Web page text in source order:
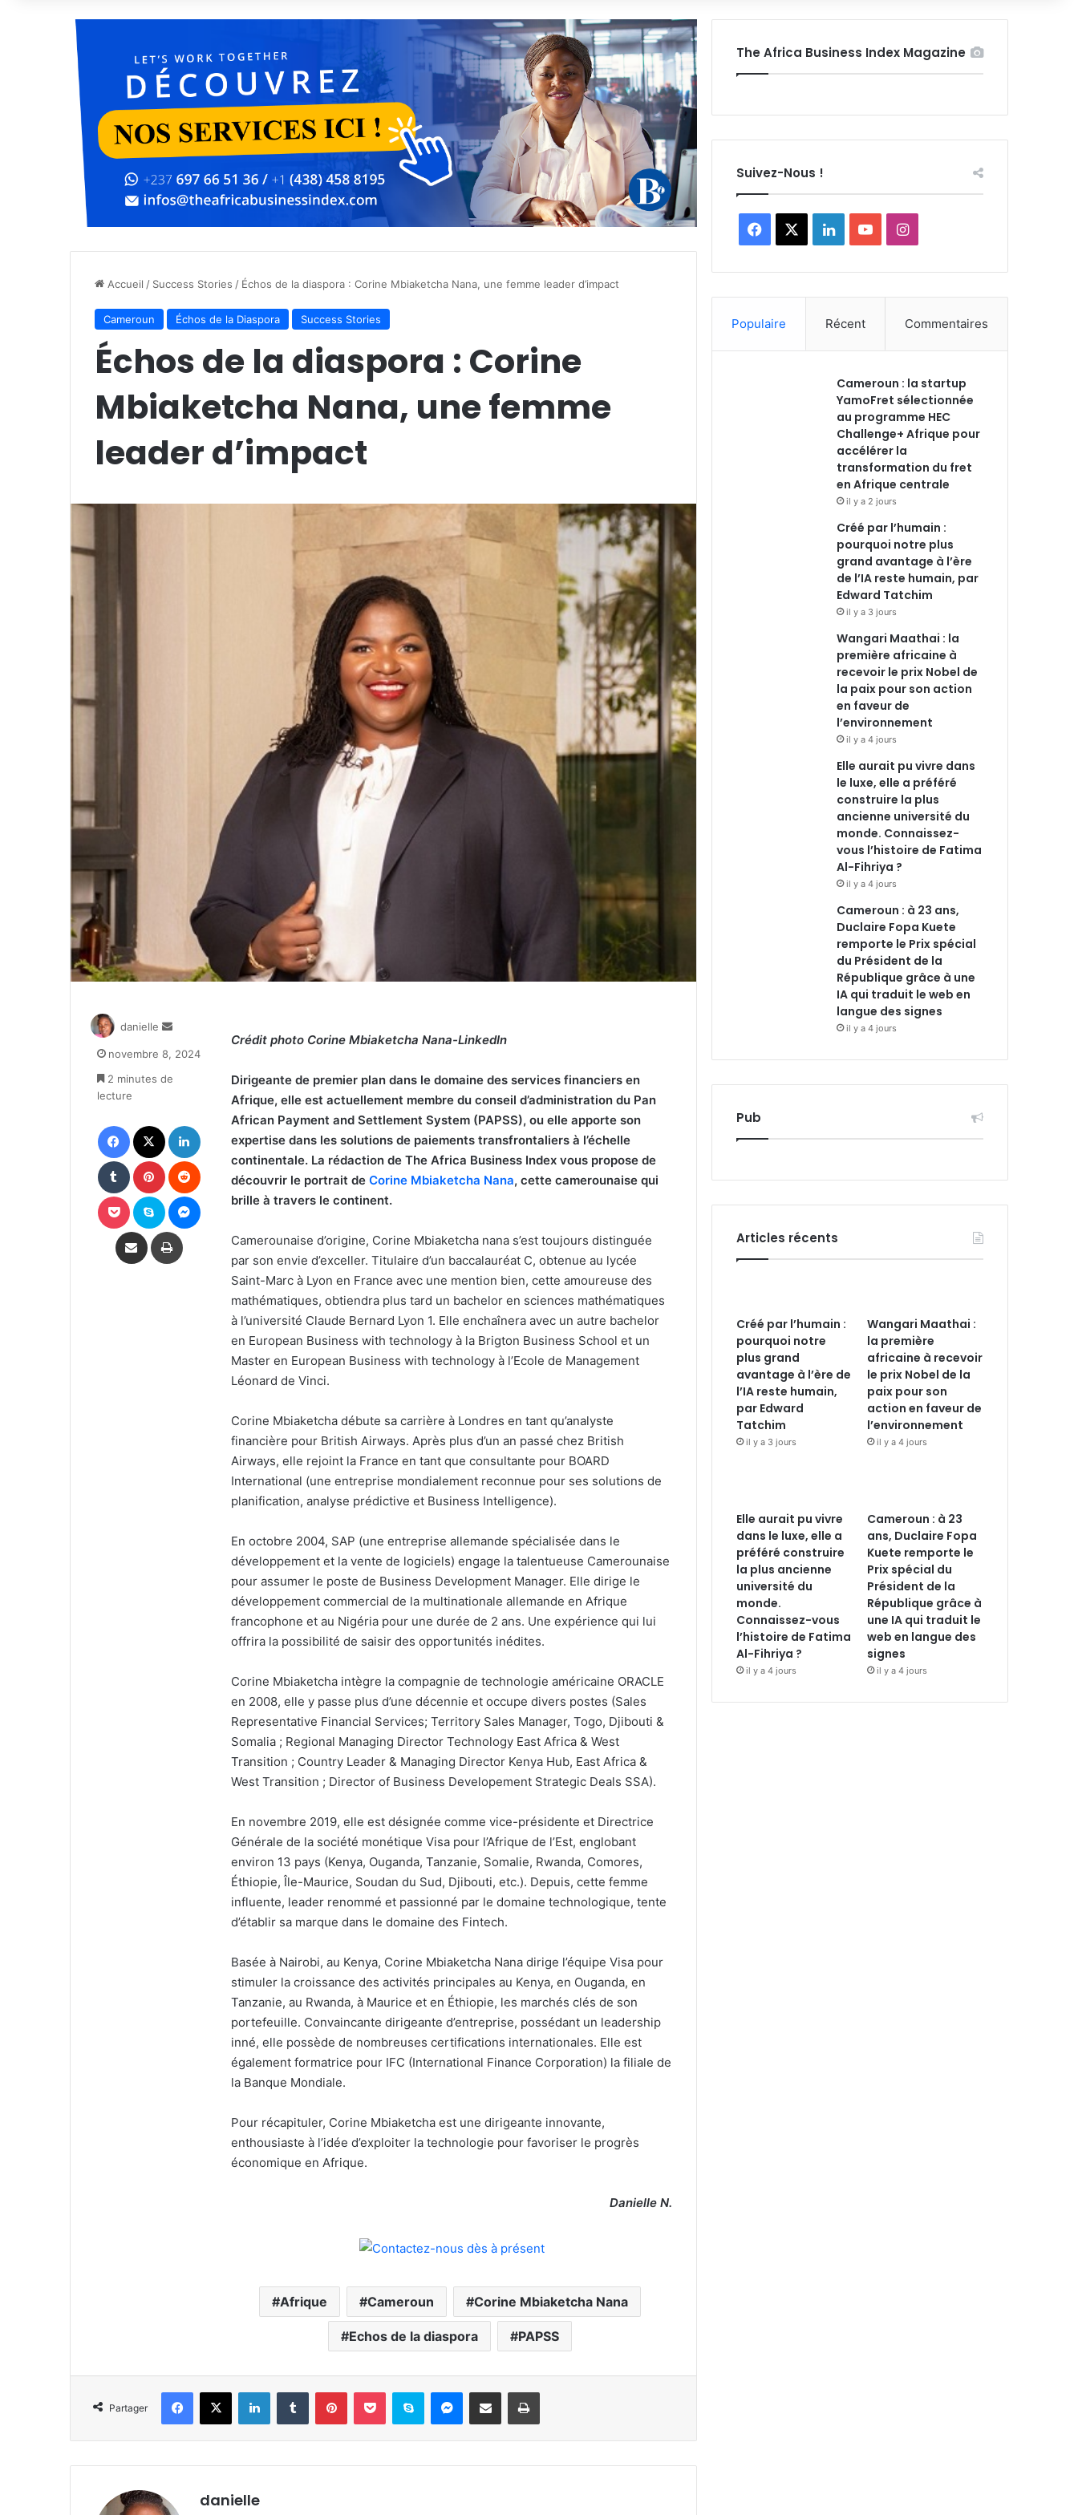
Accueil / Success Stories / Échos de la diaspora : Corine Mbiaketcha Nana, une femme leader d’impact
Cameroun Échos de la Diaspora Success Stories
Échos de la diaspora : Corine
Mbiaketcha Nana, une femme
leader d’impact
Crédit photo Corine Mbiaketcha Nana-LinkedIn
Dirigeante de premier plan dans le domaine des services financiers en
Afrique, elle est actuellement membre du conseil d’administration du Pan
African Payment and Settlement System (PAPSS), ou elle apporte son
expertise dans les solutions de paiements transfrontaliers à l’échelle
continentale. La rédaction de The Africa Business Index vous propose de
découvrir le portrait de Corine Mbiaketcha Nana, cette camerounaise qui
brille à travers le continent.
Camerounaise d’origine, Corine Mbiaketcha nana s’est toujours distinguée
par son envie d’exceller. Titulaire d’un baccalauréat C, obtenue au lycée
Saint-Marc à Lyon en France avec une mention bien, cette amoureuse des
mathématiques, obtiendra plus tard un bachelor en sciences mathématiques
à l’université Claude Bernard Lyon 1. Elle enchaînera avec un autre bachelor
en European Business with technology à la Brigton Business School et un
Master en European Business with technology à l’Ecole de Management
Léonard de Vinci.
Corine Mbiaketcha débute sa carrière à Londres en tant qu’analyste
financière pour British Airways. Après plus d’un an passé chez British
Airways, elle rejoint la France en tant que consultante pour BOARD
International (une entreprise mondialement reconnue pour ses solutions de
planification, analyse prédictive et Business Intelligence).
En octobre 2004, SAP (une entreprise allemande spécialisée dans le
développement et la vente de logiciels) engage la talentueuse Camerounaise
pour assumer le poste de Business Development Manager. Elle dirige le
développement commercial de la multinationale allemande en Afrique
francophone et au Nigéria pour une durée de 2 ans. Une expérience qui lui
offrira la possibilité de saisir des opportunités inédites.
Corine Mbiaketcha intègre la compagnie de technologie américaine ORACLE
en 2008, elle y passe plus d’une décennie et occupe divers postes (Sales
Representative Financial Services; Territory Sales Manager, Togo, Djibouti &
Somalia ; Regional Managing Director Technology East Africa & West
Transition ; Country Leader & Managing Director Kenya Hub, East Africa &
West Transition ; Director of Business Developement Strategic Deals SSA).
En novembre 2019, elle est désignée comme vice-présidente et Directrice
Générale de la société monétique Visa pour l’Afrique de l’Est, englobant
environ 13 pays (Kenya, Ouganda, Tanzanie, Somalie, Rwanda, Comores,
Éthiopie, Île-Maurice, Soudan du Sud, Djibouti, etc.). Depuis, cette femme
influente, leader renommé et passionné par le domaine technologique, tente
d’établir sa marque dans le domaine des Fintech.
Basée à Nairobi, au Kenya, Corine Mbiaketcha Nana dirige l’équipe Visa pour
stimuler la croissance des activités principales au Kenya, en Ouganda, en
Tanzanie, au Rwanda, à Maurice et en Éthiopie, les marchés clés de son
portefeuille. Convaincante dirigeante d’entreprise, possédant un leadership
inné, elle possède de nombreuses certifications internationales. Elle est
également formatrice pour IFC (International Finance Corporation) la filiale de
la Banque Mondiale.
Pour récapituler, Corine Mbiaketcha est une dirigeante innovante,
enthousiaste à l’idée d’exploiter la technologie pour favoriser le progrès
économique en Afrique.
Danielle N.
Afrique Cameroun Corine Mbiaketcha Nana
Echos de la diaspora PAPSS
danielle
Envoyer
courriel
novembre 8, 2024
2 minutes de
lecture
Facebook Linkedin
Tumblr PinterestReddit
Pocket Skype Messenger
Partager par email Imprimer
Partager
Facebook
X LinkedinTumblr PinterestPocket Skype Messenger
Partager par email Imprimer
danielle
The Africa Business Index Magazine
Suivez-Nous !
Facebook LinkedinYouTubeInstagram
Populaire Récent Commentaires
Cameroun : la startup
YamoFret sélectionnée
au programme HEC
Challenge+ Afrique pour
accélérer la
transformation du fret
en Afrique centrale
il y a 2 jours
Créé par l’humain :
pourquoi notre plus
grand avantage à l’ère
de l’IA reste humain, par
Edward Tatchim
il y a 3 jours
Wangari Maathai : la
première africaine à
recevoir le prix Nobel de
la paix pour son action
en faveur de
l’environnement
il y a 4 jours
Elle aurait pu vivre dans
le luxe, elle a préféré
construire la plus
ancienne université du
monde. Connaissez-
vous l’histoire de Fatima
Al-Fihriya ?
il y a 4 jours
Cameroun : à 23 ans,
Duclaire Fopa Kuete
remporte le Prix spécial
du Président de la
République grâce à une
IA qui traduit le web en
langue des signes
il y a 4 jours
Pub
Articles récents
Créé par l’humain :
pourquoi notre
plus grand
avantage à l’ère de
l’IA reste humain,
par Edward
Tatchim
il y a 3 jours
Wangari Maathai :
la première
africaine à recevoir
le prix Nobel de la
paix pour son
action en faveur de
l’environnement
il y a 4 jours
Elle aurait pu vivre
dans le luxe, elle a
préféré construire
la plus ancienne
université du
monde.
Connaissez-vous
l’histoire de Fatima
Al-Fihriya ?
il y a 4 jours
Cameroun : à 23
ans, Duclaire Fopa
Kuete remporte le
Prix spécial du
Président de la
République grâce à
une IA qui traduit le
web en langue des
signes
il y a 4 jours